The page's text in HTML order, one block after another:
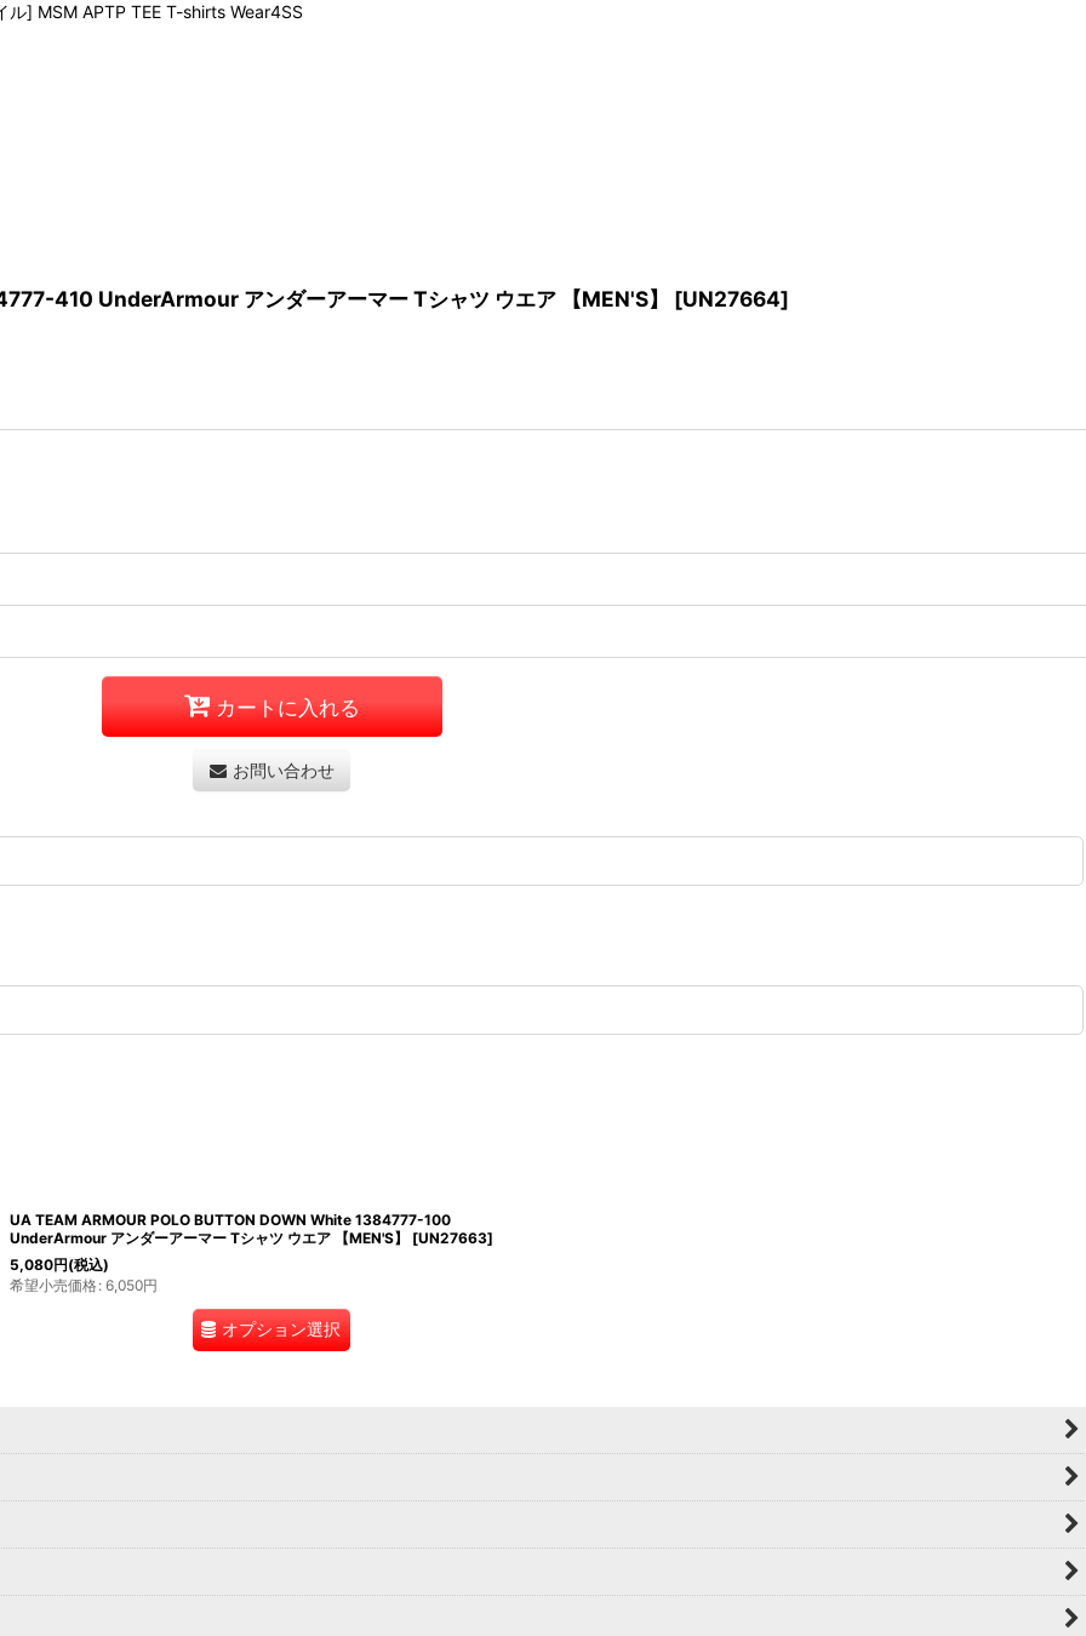
] MSM APTP TEE T-shirts Wear4SS
410 UnderArmour アンダーアーマー Tシャツ ウエア 【MEN'S】 [UN27664]
カートに入れる
お問い合わせ
UA TEAM ARMOUR POLO BUTTON DOWN White 1384777-100
UnderArmour アンダーアーマー Tシャツ ウエア 【MEN'S】
[UN27663]
5,080円(税込)
希望小売価格: 6,050円
オプション選択